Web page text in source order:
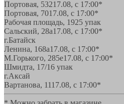
Портовая, 53217.08, с 17:00*
Портовая, 7017.08, с 17:00*
Рабочая площадь, 1925 упак
Сальский, 28a17.08, с 17:00*
г.Батайск
Ленина, 168а17.08, с 17:00*
М.Горького, 285е17.08, с 17:00*
Шмидта, 17/16 упак
г.Аксай
Вартанова, 1117.08, с 17:00*